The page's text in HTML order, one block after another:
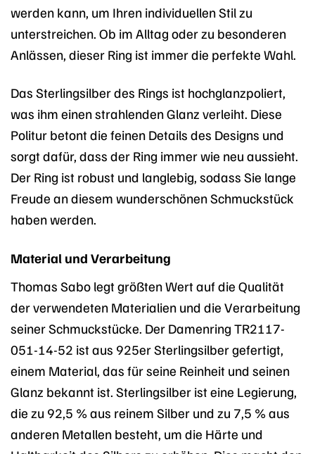
werden kann, um Ihren individuellen Stil zu
unterstreichen. Ob im Alltag oder zu besonderen
Anlässen, dieser Ring ist immer die perfekte Wahl.
Das Sterlingsilber des Rings ist hochglanzpoliert,
was ihm einen strahlenden Glanz verleiht. Diese
Politur betont die feinen Details des Designs und
sorgt dafür, dass der Ring immer wie neu aussieht.
Der Ring ist robust und langlebig, sodass Sie lange
Freude an diesem wunderschönen Schmuckstück
haben werden.
Material und Verarbeitung
Thomas Sabo legt größten Wert auf die Qualität
der verwendeten Materialien und die Verarbeitung
seiner Schmuckstücke. Der Damenring TR2117-
051-14-52 ist aus 925er Sterlingsilber gefertigt,
einem Material, das für seine Reinheit und seinen
Glanz bekannt ist. Sterlingsilber ist eine Legierung,
die zu 92,5 % aus reinem Silber und zu 7,5 % aus
anderen Metallen besteht, um die Härte und